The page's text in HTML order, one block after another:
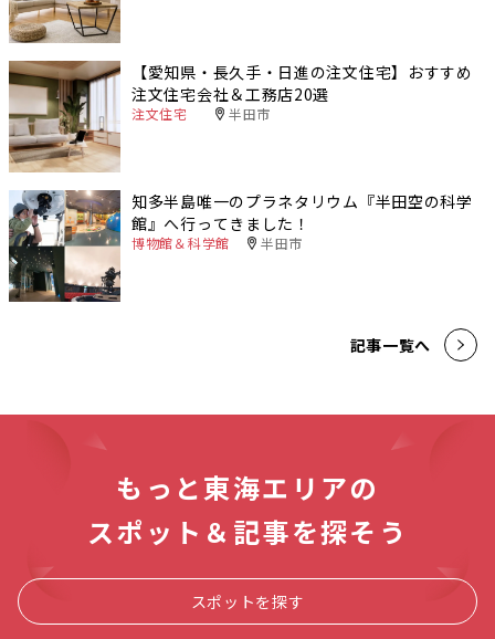
【愛知県・長久手・日進の注文住宅】おすすめ
注文住宅会社＆工務店20選
注文住宅 半田市
知多半島唯一のプラネタリウム『半田空の科学
館』へ行ってきました！
博物館＆科学館 半田市
記事一覧へ
もっと東海エリアの
スポット＆記事を探そう
スポットを探す